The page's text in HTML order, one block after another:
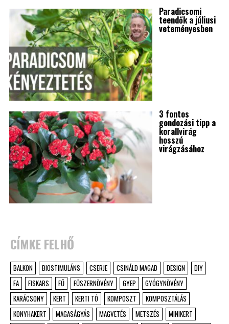
Paradicsomi
teendők a júliusi
veteményesben
3 fontos
gondozási tipp a
korallvirág
hosszú
virágzásához
CÍMKE FELHŐ
BALKON BIOSTIMULÁNS CSERJE CSINÁLD MAGAD DESIGN
DIY
FA
FISKARS FŰ FŰSZERNÖVÉNY GYEP
GYÓGYNÖVÉNY
KARÁCSONY
KERT KERTI TÓ KOMPOSZT
KOMPOSZTÁLÁS
KONYHAKERT
MAGASÁGYÁS MAGVETÉS METSZÉS
MINIKERT